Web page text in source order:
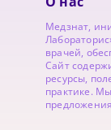
Медзнат,
врачей,
Сайт
ресурсы,
практике.